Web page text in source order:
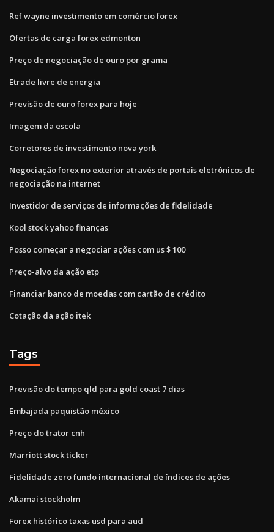
Ref wayne investimento em comércio forex
Ofertas de carga forex edmonton
Preço de negociação de ouro por grama
Etrade livre de energia
Previsão de ouro forex para hoje
Imagem da escola
Corretores de investimento nova york
Negociação forex no exterior através de portais eletrônicos de
negociação na internet
Investidor de serviços de informações de fidelidade
Kool stock yahoo finanças
Posso começar a negociar ações com us $ 100
Preço-alvo da ação etp
Financiar banco de moedas com cartão de crédito
Cotação da ação itek
Tags
Previsão do tempo qld para gold coast 7 dias
Embajada paquistão méxico
Preço do trator cnh
Marriott stock ticker
Fidelidade zero fundo internacional de índices de ações
Akamai stockholm
Forex histórico taxas usd para aud